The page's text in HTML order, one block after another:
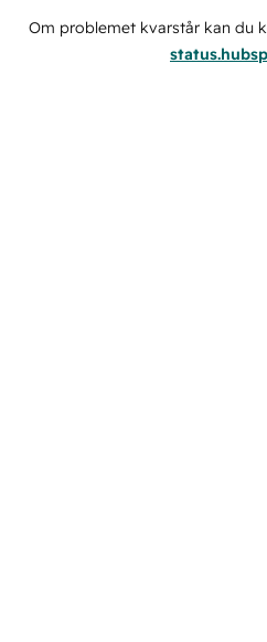
Om problemet kvarstår kan du